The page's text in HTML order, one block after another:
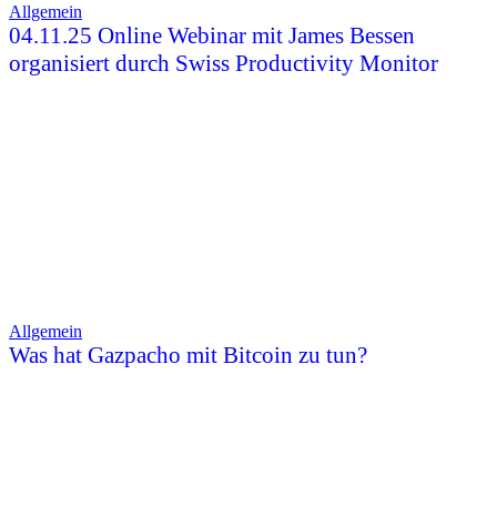
Allgemein
04.11.25 Online Webinar mit James Bessen
organisiert durch Swiss Productivity Monitor
Allgemein
Was hat Gazpacho mit Bitcoin zu tun?